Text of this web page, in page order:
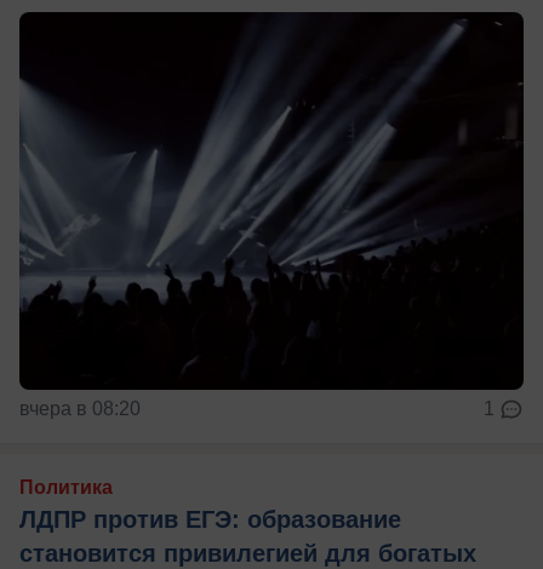
вчера в 08:20 1
Политика
ЛДПР против ЕГЭ: образование
становится привилегией для богатых